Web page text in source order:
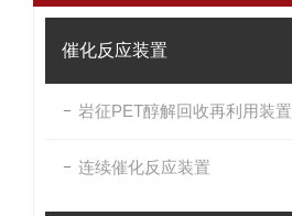
催化反应装置
岩征PET醇解回收再利用装置
连续催化反应装置